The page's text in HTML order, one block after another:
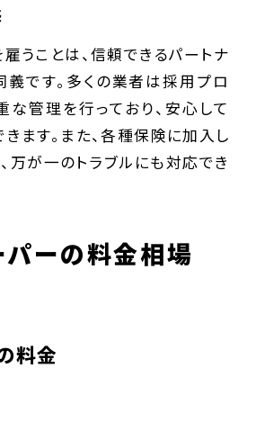
うことは、信頼できるパートナ
義です。多くの業者は採用プロ
な管理を行っており、安心して
ます。また、各種保険に加入し
万が一のトラブルにも対応でき
パーの料金相場
料金